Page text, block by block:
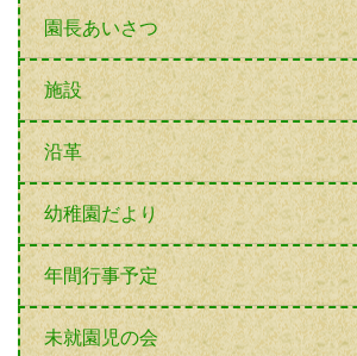
園長あいさつ
施設
沿革
幼稚園だより
年間行事予定
未就園児の会